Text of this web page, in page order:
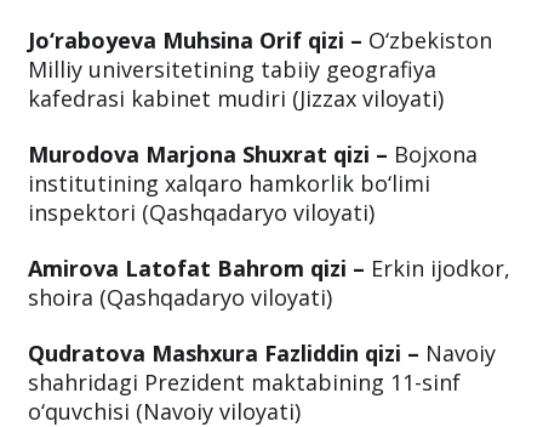
Jo‘raboyeva Muhsina Orif qizi – O‘zbekiston
Milliy universitetining tabiiy geografiya
kafedrasi kabinet mudiri (Jizzax viloyati)
Murodova Marjona Shuxrat qizi – Bojxona
institutining xalqaro hamkorlik bo‘limi
inspektori (Qashqadaryo viloyati)
Amirova Latofat Bahrom qizi – Erkin ijodkor,
shoira (Qashqadaryo viloyati)
Qudratova Mashxura Fazliddin qizi – Navoiy
shahridagi Prezident maktabining 11-sinf
o‘quvchisi (Navoiy viloyati)